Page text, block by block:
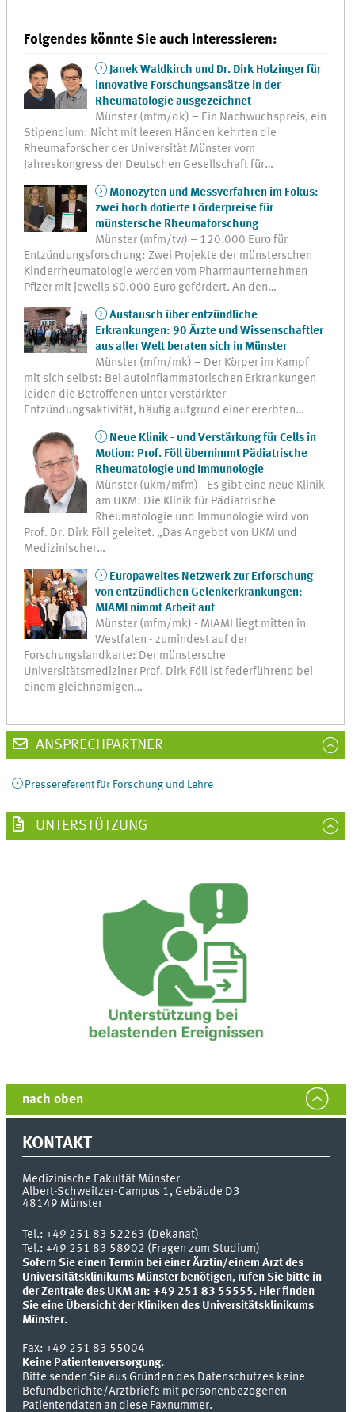
Folgendes könnte Sie auch interessieren:
Janek Waldkirch und Dr. Dirk Holzinger für
innovative Forschungsansätze in der
Rheumatologie ausgezeichnet
Münster (mfm/dk) – Ein Nachwuchspreis, ein
Stipendium: Nicht mit leeren Händen kehrten die
Rheumaforscher der Universität Münster vom
Jahreskongress der Deutschen Gesellschaft für…
Monozyten und Messverfahren im Fokus:
zwei hoch dotierte Förderpreise für
münstersche Rheumaforschung
Münster (mfm/tw) – 120.000 Euro für
Entzündungsforschung: Zwei Projekte der münsterschen
Kinderrheumatologie werden vom Pharmaunternehmen
Pfizer mit jeweils 60.000 Euro gefördert. An den…
Austausch über entzündliche
Erkrankungen: 90 Ärzte und Wissenschaftler
aus aller Welt beraten sich in Münster
Münster (mfm/mk) – Der Körper im Kampf
mit sich selbst: Bei autoinflammatorischen Erkrankungen
leiden die Betroffenen unter verstärkter
Entzündungsaktivität, häufig aufgrund einer ererbten…
Neue Klinik - und Verstärkung für Cells in
Motion: Prof. Föll übernimmt Pädiatrische
Rheumatologie und Immunologie
Münster (ukm/mfm) - Es gibt eine neue Klinik
am UKM: Die Klinik für Pädiatrische
Rheumatologie und Immunologie wird von
Prof. Dr. Dirk Föll geleitet. „Das Angebot von UKM und
Medizinischer…
Europaweites Netzwerk zur Erforschung
von entzündlichen Gelenkerkrankungen:
MIAMI nimmt Arbeit auf
Münster (mfm/mk) - MIAMI liegt mitten in
Westfalen - zumindest auf der
Forschungslandkarte: Der münstersche
Universitätsmediziner Prof. Dirk Föll ist federführend bei
einem gleichnamigen…
ANSPRECHPARTNER
Pressereferent für Forschung und Lehre
UNTERSTÜTZUNG
nach oben
KONTAKT
Medizinische Fakultät Münster
Albert-Schweitzer-Campus 1, Gebäude D3
48149 Münster
Tel.:+49 251 83 52263 (Dekanat)
Tel.: +49 251 83 58902 (Fragen zum Studium)
Sofern Sie einen Termin bei einer Ärztin/einem Arzt des
Universitätsklinikums Münster benötigen, rufen Sie bitte in
der Zentrale des UKM an: +49 251 83 55555. Hier finden
Sie eine Übersicht der Kliniken des Universitätsklinikums
Münster.
Fax:+49 251 83 55004
Keine Patientenversorgung.
Bitte senden Sie aus Gründen des Datenschutzes keine
Befundberichte/Arztbriefe mit personenbezogenen
Patientendaten an diese Faxnummer.